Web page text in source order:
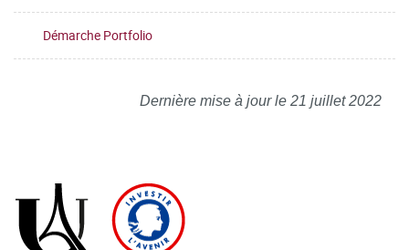
Démarche Portfolio
Dernière mise à jour le 21 juillet 2022